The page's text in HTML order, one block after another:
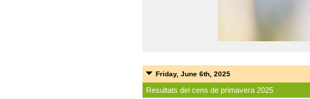
Friday, June 6th, 2025
Resultats del cens de primavera 2025